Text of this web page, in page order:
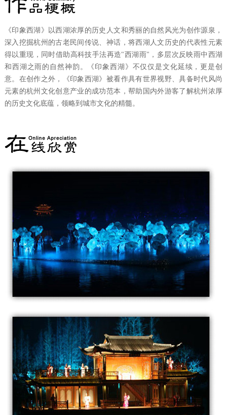
《印象西湖》以西湖浓厚的历史人文和秀丽的自然风光为创作源泉，
深入挖掘杭州的古老民间传说、神话，将西湖人文历史的代表性元素
得以重现，同时借助高科技手法再造"西湖雨"，多层次反映雨中西湖
和西湖之雨的自然神韵。《印象西湖》不仅仅是文化延续，更是创
意。在创作之外，《印象西湖》被看作具有世界视野、具备时代风尚
元素的杭州文化创意产业的成功范本，帮助国内外游客了解杭州浓厚
的历史文化底蕴，领略到城市文化的精髓。